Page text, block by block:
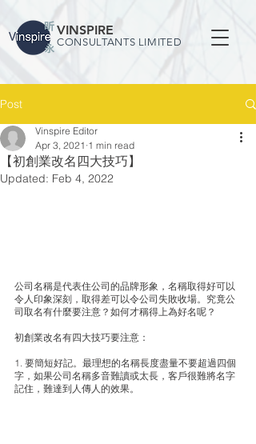
VINSPIRE
CONSULTANTS LIMITED
Post
【初創業改名四大技巧】
Vinspire Editor
Apr 3, 2021 1 min read
Updated: Feb 4, 2022
公司名稱是代表住公司的品牌形象，名稱取得好可以
令人印象深刻，取得差可以令公司失敗收場。究竟公
司取名有什麼要注意？如何才稱得上為好名呢？
初創業改名有四大技巧要注意：
1. 要簡短好記。最理想的名稱長度盡量不要超過四個
字，如果公司名稱多音難讀或太長，客戶很難將名字
記住，難達到人傳人的效果。